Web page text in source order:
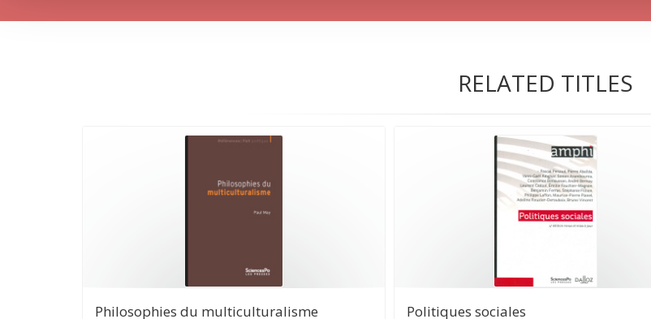
RELATED TITLES
Philosophies du multiculturalisme Politiques sociales